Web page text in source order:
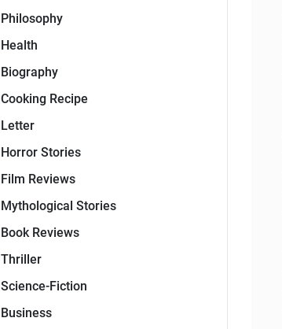
Philosophy
Health
Biography
Cooking Recipe
Letter
Horror Stories
Film Reviews
Mythological Stories
Book Reviews
Thriller
Science-Fiction
Business